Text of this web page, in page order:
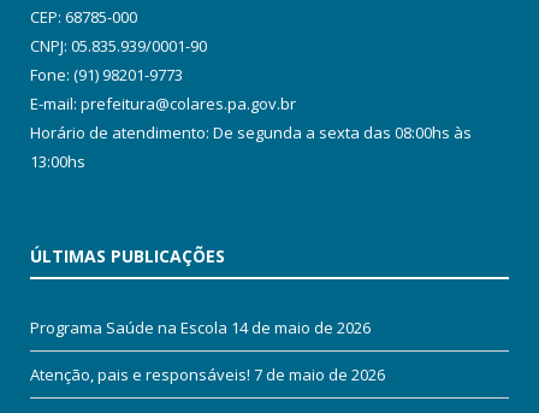
CEP: 68785-000
CNPJ: 05.835.939/0001-90
Fone: (91) 98201-9773
E-mail: prefeitura@colares.pa.gov.br
Horário de atendimento: De segunda a sexta das 08:00hs às
13:00hs
ÚLTIMAS PUBLICAÇÕES
Programa Saúde na Escola 14 de maio de 2026
Atenção, pais e responsáveis! 7 de maio de 2026